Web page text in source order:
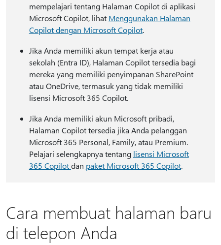
mempelajari tentang Halaman Copilot di aplikasi
Microsoft Copilot, lihat Menggunakan Halaman
Copilot dengan Microsoft Copilot.
Jika Anda memiliki akun tempat kerja atau
sekolah (Entra ID), Halaman Copilot tersedia bagi
mereka yang memiliki penyimpanan SharePoint
atau OneDrive, termasuk yang tidak memiliki
lisensi Microsoft 365 Copilot.
Jika Anda memiliki akun Microsoft pribadi,
Halaman Copilot tersedia jika Anda pelanggan
Microsoft 365 Personal, Family, atau Premium.
Pelajari selengkapnya tentang lisensi Microsoft
365 Copilotdan paket Microsoft 365 Copilot.
Cara membuat halaman baru
di telepon Anda